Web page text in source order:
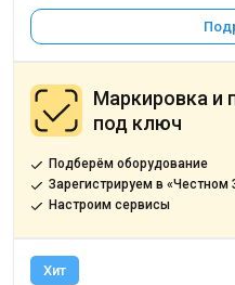
Хит
Маркировка и
под ключ
Подберём оборудование
Зарегистрируем в «Честном
Настроим сервисы